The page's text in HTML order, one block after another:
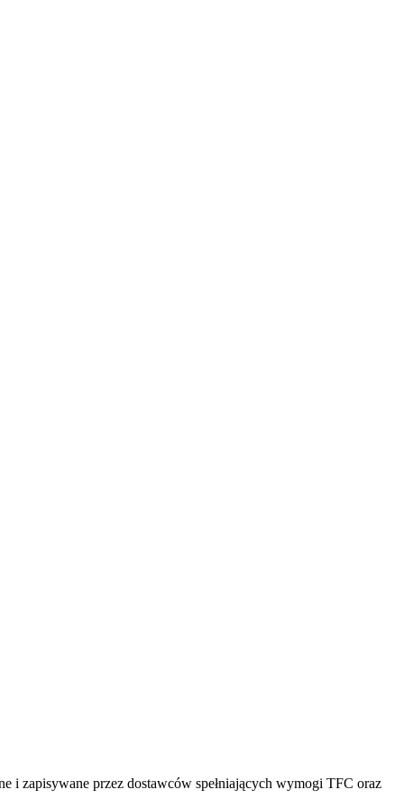
i zapisywane przez dostawców spełniających wymogi TFC oraz